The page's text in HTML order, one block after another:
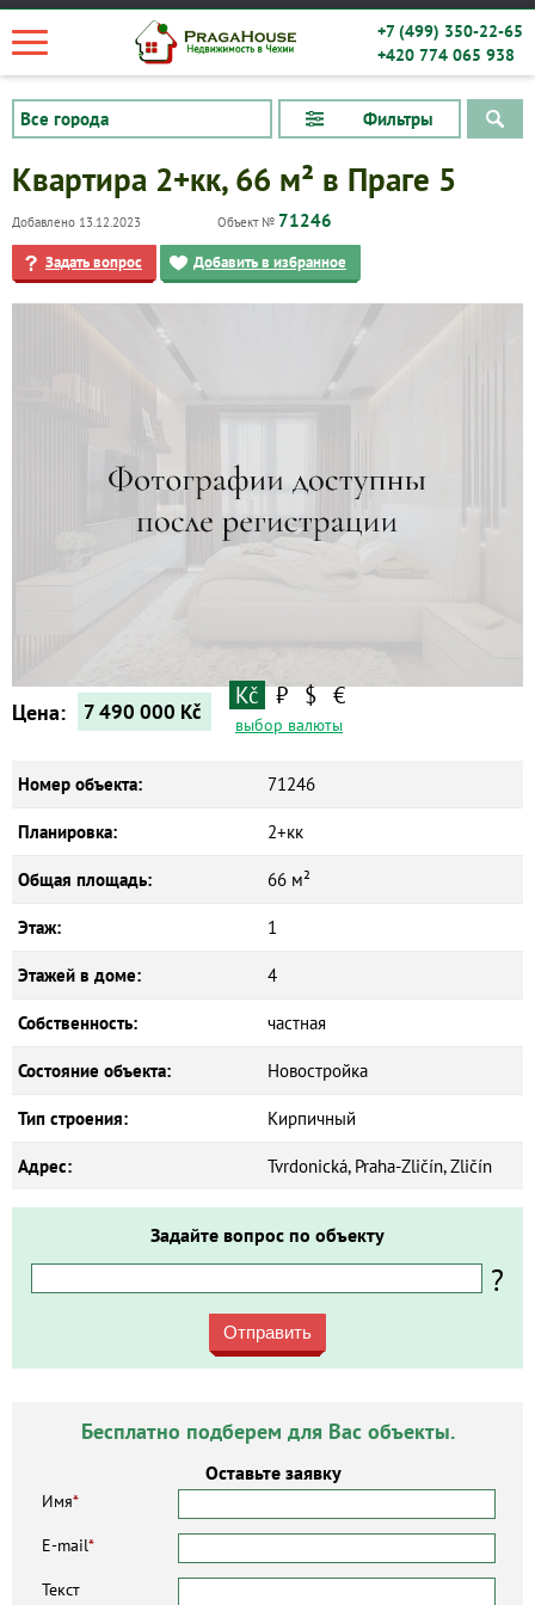
+7 (499) 350-22-65
+420 774 065 938
Фильтры
Квартира 2+кк, 66 м² в Праге 5
Добавлено 13.12.2023 Объект № 71246
Задать вопрос Добавить в избранное
Цена: 7 490 000 Kč
Kč ₽ $ €
выбор валюты
Номер объекта: 71246
Планировка: 2+кк
Общая площадь: 66 м²
Этаж: 1
Этажей в доме: 4
Собственность: частная
Состояние объекта: Новостройка
Тип строения: Кирпичный
Адрес: Tvrdonická, Praha-Zličín, Zličín
Задайте вопрос по объекту
?
Отправить
Бесплатно подберем для Вас объекты.
Оставьте заявку
Имя*
E-mail*
Текст